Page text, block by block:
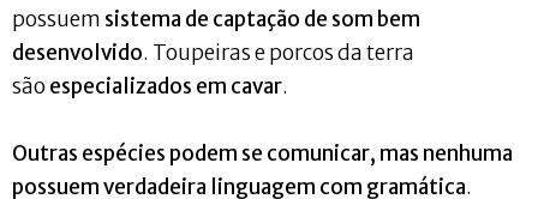
possuem sistema de captação de som bem
desenvolvido. Toupeiras e porcos da terra
são especializados em cavar.
Outras espécies podem se comunicar, mas nenhuma
possuem verdadeira linguagem com gramática.